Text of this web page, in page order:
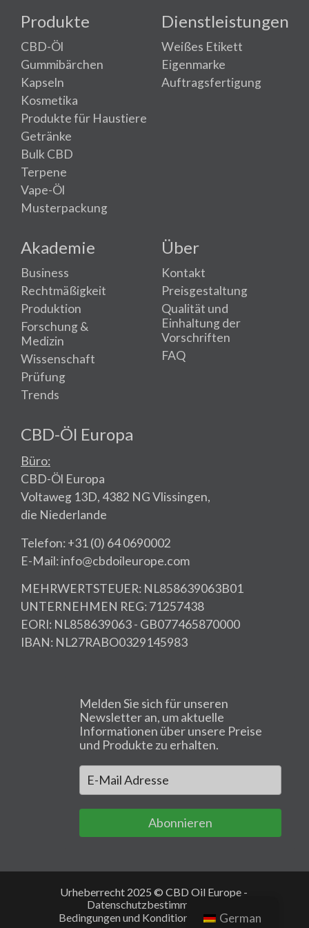
Produkte
CBD-Öl
Gummibärchen
Kapseln
Kosmetika
Produkte für Haustiere
Getränke
Bulk CBD
Terpene
Vape-Öl
Musterpackung
Dienstleistungen
Weißes Etikett
Eigenmarke
Auftragsfertigung
Akademie
Business
Rechtmäßigkeit
Produktion
Forschung &
Medizin
Wissenschaft
Prüfung
Trends
Über
Kontakt
Preisgestaltung
Qualität und
Einhaltung der
Vorschriften
FAQ
CBD-Öl Europa
Büro:
CBD-Öl Europa
Voltaweg 13D, 4382 NG Vlissingen,
die Niederlande
Telefon: +31 (0) 64 0690002
E-Mail: info@cbdoileurope.com
MEHRWERTSTEUER: NL858639063B01
UNTERNEHMEN REG: 71257438
EORI: NL858639063 - GB077465870000
IBAN: NL27RABO0329145983
Melden Sie sich für unseren
Newsletter an, um aktuelle
Informationen über unsere Preise
und Produkte zu erhalten.
Abonnieren
Urheberrecht 2025 © CBD Oil Europe -
Datenschutzbestimmungen
Bedingungen und Konditionen
Cookies
German